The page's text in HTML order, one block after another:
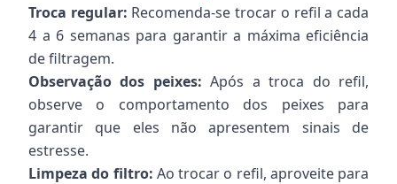
Troca regular: Recomenda-se trocar o refil a cada
4 a 6 semanas para garantir a máxima eficiência
de filtragem.
Observação dos peixes: Após a troca do refil,
observe o comportamento dos peixes para
garantir que eles não apresentem sinais de
estresse.
Limpeza do filtro: Ao trocar o refil, aproveite para